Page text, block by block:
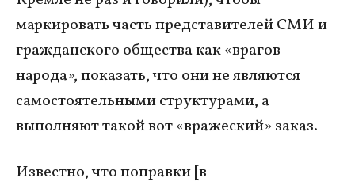
маркировать часть представителей СМИ и
гражданского общества как «врагов
народа», показать, что они не являются
самостоятельными структурами, а
выполняют такой вот «вражеский» заказ.
Известно, что поправки [в